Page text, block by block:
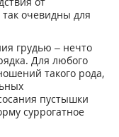
очевидны для
грудью – нечто
Для любого
такого рода,
пустышки
суррогатное